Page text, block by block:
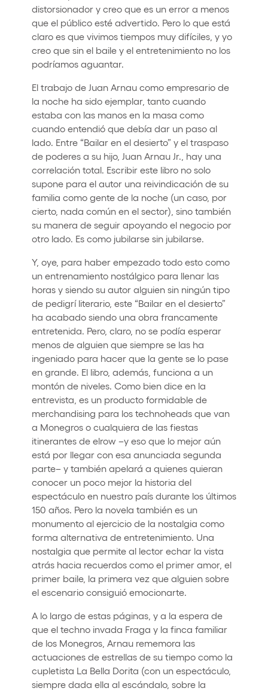
distorsionador y creo que es un error a menos
que el público esté advertido. Pero lo que está
claro es que vivimos tiempos muy difíciles, y yo
creo que sin el baile y el entretenimiento no los
podríamos aguantar.
El trabajo de Juan Arnau como empresario de
la noche ha sido ejemplar, tanto cuando
estaba con las manos en la masa como
cuando entendió que debía dar un paso al
lado. Entre “Bailar en el desierto” y el traspaso
de poderes a su hijo, Juan Arnau Jr., hay una
correlación total. Escribir este libro no solo
supone para el autor una reivindicación de su
familia como gente de la noche (un caso, por
cierto, nada común en el sector), sino también
su manera de seguir apoyando el negocio por
otro lado. Es como jubilarse sin jubilarse.
Y, oye, para haber empezado todo esto como
un entrenamiento nostálgico para llenar las
horas y siendo su autor alguien sin ningún tipo
de pedigrí literario, este “Bailar en el desierto”
ha acabado siendo una obra francamente
entretenida. Pero, claro, no se podía esperar
menos de alguien que siempre se las ha
ingeniado para hacer que la gente se lo pase
en grande. El libro, además, funciona a un
montón de niveles. Como bien dice en la
entrevista, es un producto formidable de
merchandising para los technoheads que van
a Monegros o cualquiera de las fiestas
itinerantes de elrow –y eso que lo mejor aún
está por llegar con esa anunciada segunda
parte– y también apelará a quienes quieran
conocer un poco mejor la historia del
espectáculo en nuestro país durante los últimos
150 años. Pero la novela también es un
monumento al ejercicio de la nostalgia como
forma alternativa de entretenimiento. Una
nostalgia que permite al lector echar la vista
atrás hacia recuerdos como el primer amor, el
primer baile, la primera vez que alguien sobre
el escenario consiguió emocionarte.
A lo largo de estas páginas, y a la espera de
que el techno invada Fraga y la finca familiar
de los Monegros, Arnau rememora las
actuaciones de estrellas de su tiempo como la
cupletista La Bella Dorita (con un espectáculo,
siempre dada ella al escándalo, sobre la